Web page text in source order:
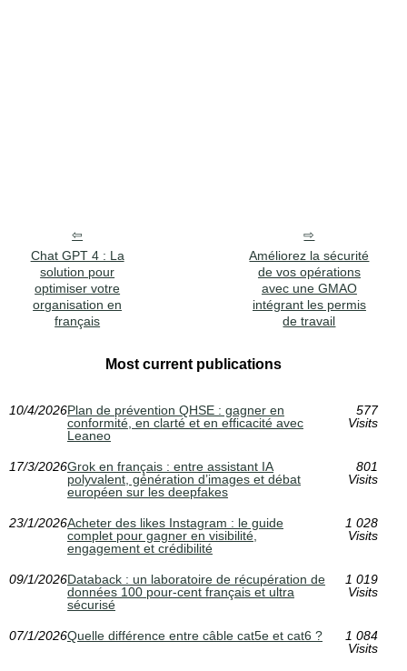
Chat GPT 4 : La
solution pour
optimiser votre
organisation en
français
Améliorez la sécurité
de vos opérations
avec une GMAO
intégrant les permis
de travail
Most current publications
10/4/2026Plan de prévention QHSE : gagner en
conformité, en clarté et en efficacité avec
Leaneo
577
Visits
17/3/2026Grok en français : entre assistant IA
polyvalent, génération d’images et débat
européen sur les deepfakes
801
Visits
23/1/2026Acheter des likes Instagram : le guide
complet pour gagner en visibilité,
engagement et crédibilité
1 028
Visits
09/1/2026Databack : un laboratoire de récupération de
données 100 pour-cent français et ultra
sécurisé
1 019
Visits
07/1/2026Quelle différence entre câble cat5e et cat6 ?
1 084
Visits